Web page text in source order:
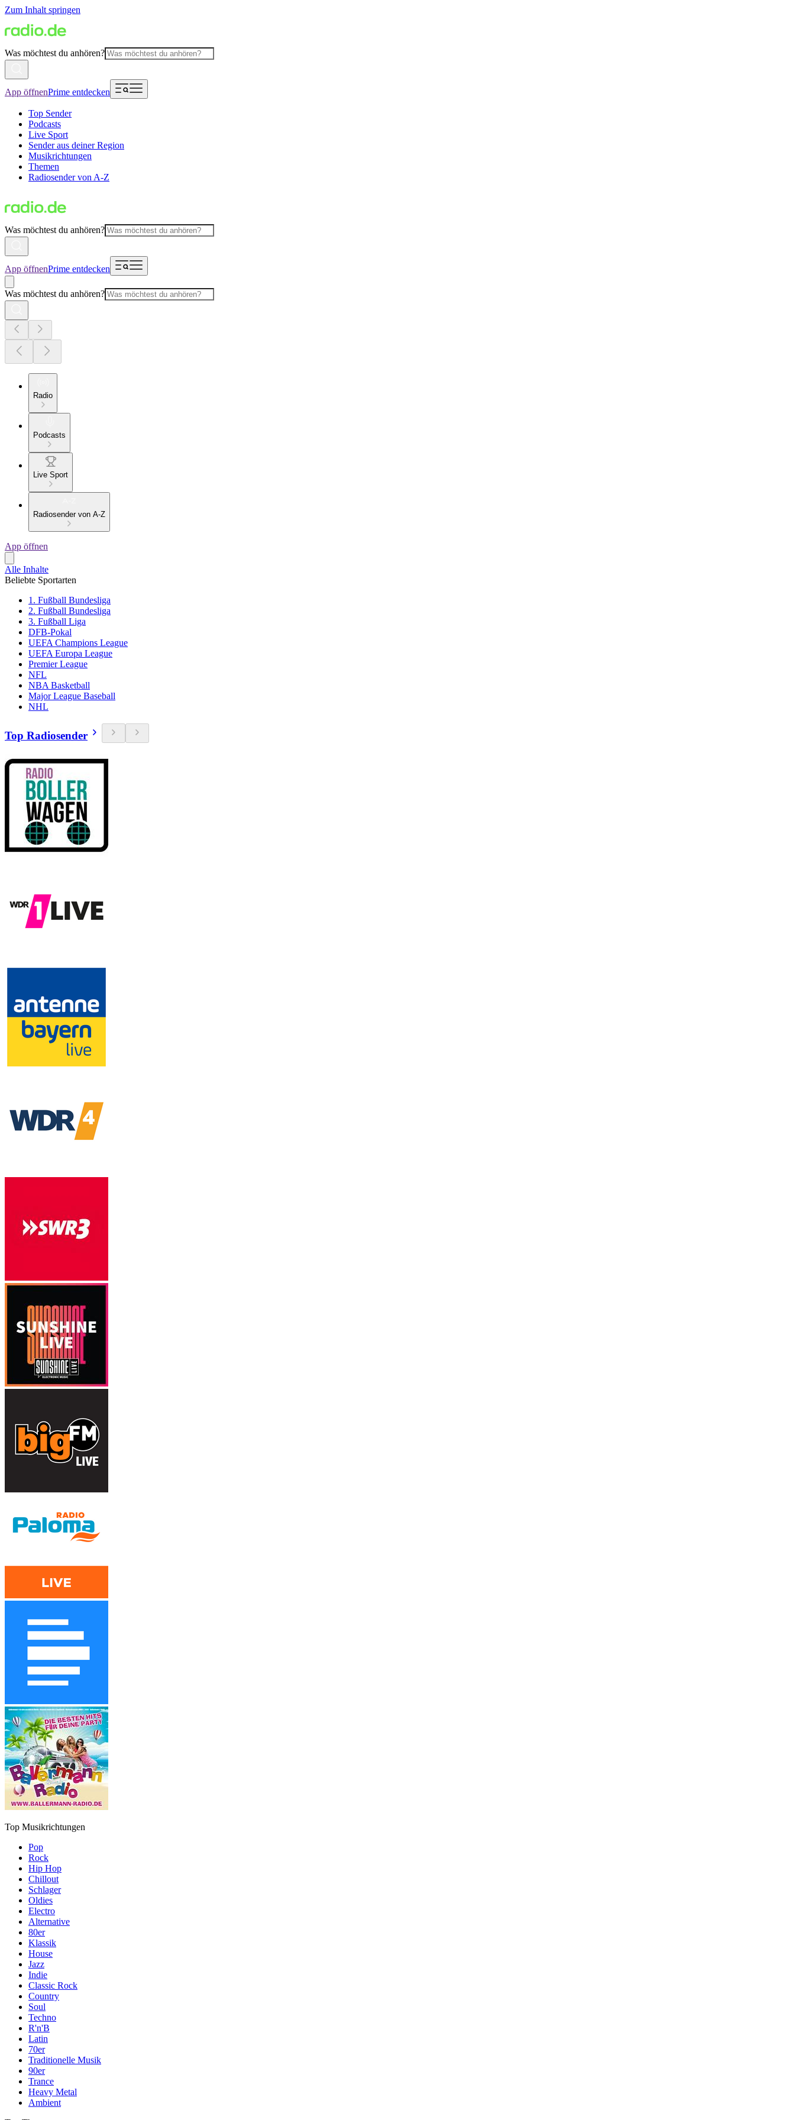
Zum Inhalt springen
Was möchtest du anhören?
App öffnenPrime entdecken
Top Sender
Podcasts
Live Sport
Sender aus deiner Region
Musikrichtungen
Themen
Radiosender von A-Z
Was möchtest du anhören?
App öffnenPrime entdecken
Was möchtest du anhören?
Radio
Podcasts
Live Sport
Radiosender von A-Z
App öffnen
Alle Inhalte
Beliebte Sportarten
1. Fußball Bundesliga
2. Fußball Bundesliga
3. Fußball Liga
DFB-Pokal
UEFA Champions League
UEFA Europa League
Premier League
NFL
NBA Basketball
Major League Baseball
NHL
Top Radiosender
Top Musikrichtungen
Pop
Rock
Hip Hop
Chillout
Schlager
Oldies
Electro
Alternative
80er
Klassik
House
Jazz
Indie
Classic Rock
Country
Soul
Techno
R'n'B
Latin
70er
Traditionelle Musik
90er
Trance
Heavy Metal
Ambient